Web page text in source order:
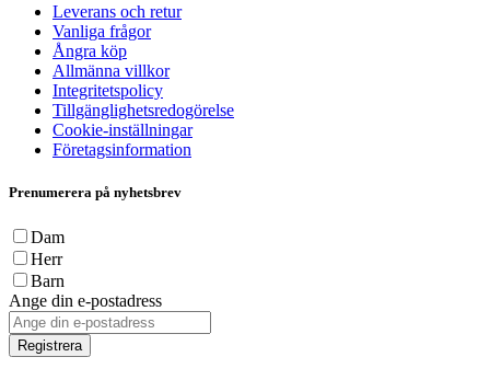
Leverans och retur
Vanliga frågor
Ångra köp
Allmänna villkor
Integritetspolicy
Tillgänglighetsredogörelse
Cookie-inställningar
Företagsinformation
Prenumerera på nyhetsbrev
Dam
Herr
Barn
Ange din e-postadress
Registrera